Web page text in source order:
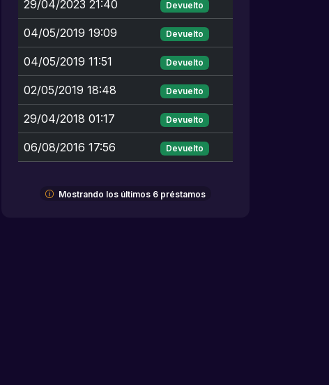
29/04/2023 21:40 Devuelto
04/05/2019 19:09 Devuelto
04/05/2019 11:51 Devuelto
02/05/2019 18:48 Devuelto
29/04/2018 01:17 Devuelto
06/08/2016 17:56 Devuelto
Mostrando los últimos 6 préstamos